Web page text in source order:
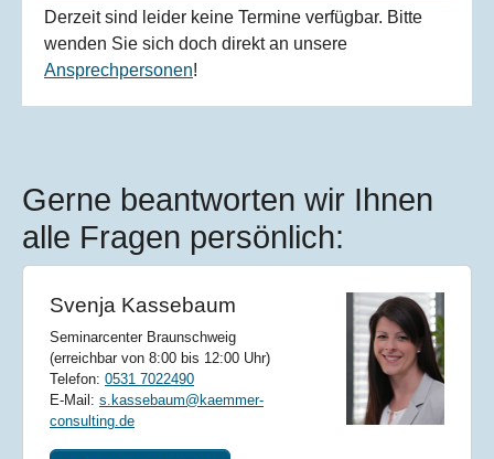
Derzeit sind leider keine Termine verfügbar. Bitte
wenden Sie sich doch direkt an unsere
Ansprechpersonen!
Gerne beantworten wir Ihnen
alle Fragen persönlich:
Svenja Kassebaum
Seminarcenter Braunschweig
(erreichbar von 8:00 bis 12:00 Uhr)
Telefon: 0531 7022490
E-Mail: s.kassebaum@kaemmer-
consulting.de